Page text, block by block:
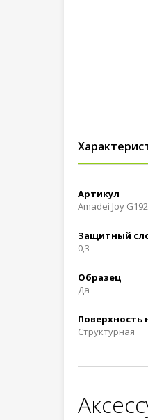
Артикул
Amadei Joy
Защитный
0,3
Образец
Да
Поверхность
Структурная